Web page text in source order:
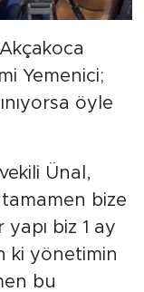
Yemenici;
öyle
Ünal,
tamamen bize
biz 1 ay
ki yönetimin
bu